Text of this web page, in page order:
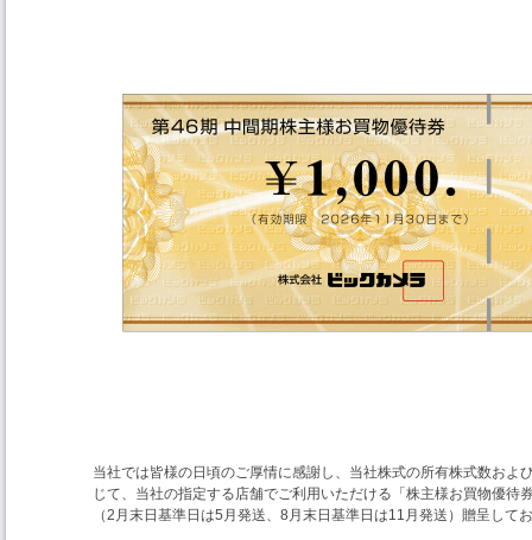
当社では皆様の日頃のご厚情に感謝し、当社株式の所有株式数およ
じて、当社の指定する店舗でご利用いただける「株主様お買物優待
（2月末日基準日は5月発送、8月末日基準日は11月発送）贈呈して